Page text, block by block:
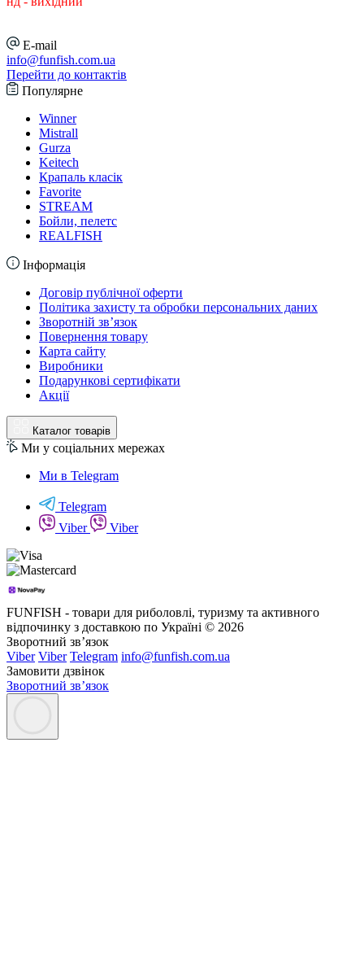
E-mail
info@funfish.com.ua
Перейти до контактів
Популярне
Winner
Mistrall
Gurza
Keitech
Крапаль класік
Favorite
STREAM
Бойли, пелетс
REALFISH
Інформація
Договір публічної оферти
Політика захисту та обробки персональних даних
Зворотній зв’язок
Повернення товару
Карта сайту
Виробники
Подарункові сертифікати
Акції
Каталог товарів
Ми у соціальних мережах
Ми в Telegram
Telegram
Viber
Viber
FUNFISH - товари для риболовлі, туризму та активного
відпочинку з доставкою по Україні © 2026
Зворотний зв’язок
Viber Viber Telegram info@funfish.com.ua
Замовити дзвінок
Зворотний зв’язок